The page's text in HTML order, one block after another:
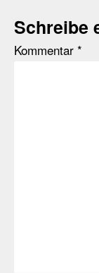
Schreibe
Kommentar *